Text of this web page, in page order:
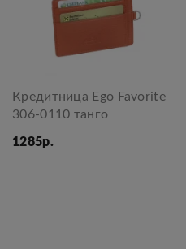
Кредитница Ego Favorite
306-0110 танго
1285р.